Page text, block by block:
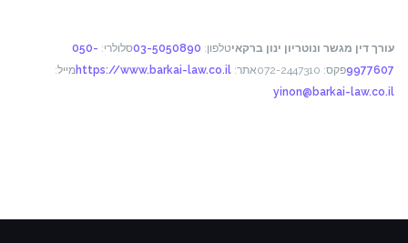
–
מדריך
מעשי
עורך דין מגשר ונוטריון ינון ברקאיטלפון: 03-5050890סלולרי: 050-
9977607פקס: 072-2447310 אתר: https://www.barkai-law.co.ilמייל:
yinon@barkai-law.co.il